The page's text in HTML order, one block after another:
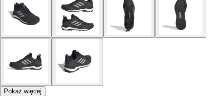
Pokaż więcej